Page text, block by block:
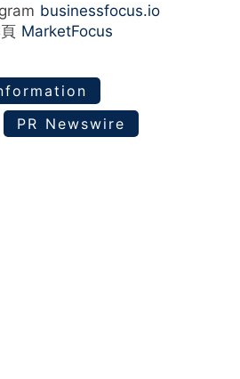
businessfocus.io
MarketFocus
PR Newswire